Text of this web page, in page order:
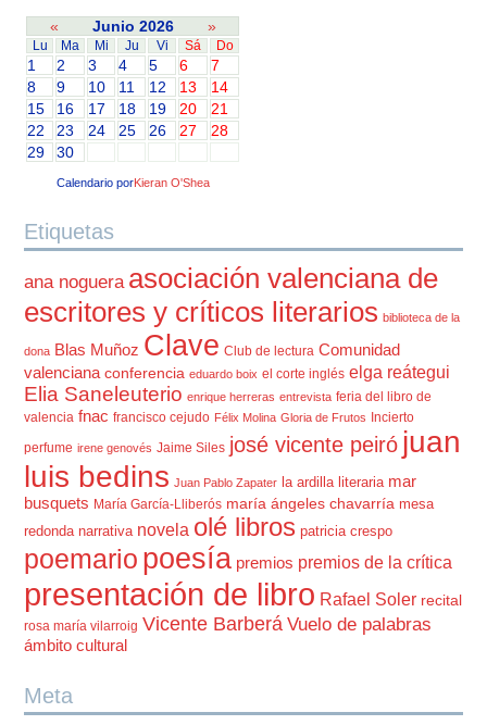
« Junio 2026 »
Lu Ma Mi Ju Vi Sá Do
1 2 3 4 5 6
7
8
9 10 11 12 13
14
15
16 17 18 19 20
21
22
23 24 25 26 27
28
29
30
Calendario porKieran O'Shea
Etiquetas
ana noguera asociación valenciana de
escritores y críticos literarios biblioteca de la
dona Blas Muñoz Clave Club de lectura Comunidad
valenciana conferencia eduardo boix el corte inglés elga reátegui
Elia Saneleuterio enrique herreras entrevista feria del libro de
valencia fnac francisco cejudo Félix Molina Gloria de Frutos Incierto
perfume irene genovés Jaime Siles josé vicente peiró juan
luis bedins Juan Pablo Zapater la ardilla literaria mar
busquets María García-Lliberós maría ángeles chavarría mesa
redonda narrativa novela olé libros patricia crespo
poemario poesía premios premios de la crítica
presentación de libro Rafael Soler recital
rosa maría vilarroig Vicente Barberá Vuelo de palabras
ámbito cultural
Meta